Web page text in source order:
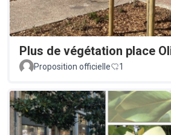
Plus de végétation place
Proposition officielle
1